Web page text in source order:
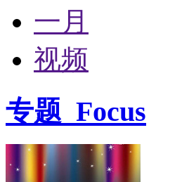
一月
视频
专题 Focus